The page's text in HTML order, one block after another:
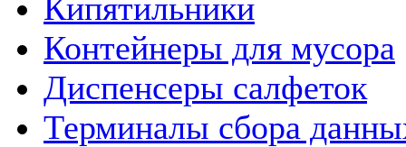
Кипятильники
Контейнеры для мусора
Диспенсеры салфеток
Терминалы сбора